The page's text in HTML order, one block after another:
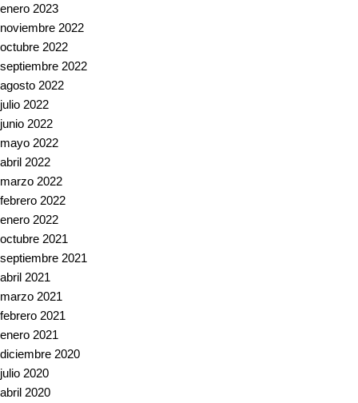
enero 2023
noviembre 2022
octubre 2022
septiembre 2022
agosto 2022
julio 2022
junio 2022
mayo 2022
abril 2022
marzo 2022
febrero 2022
enero 2022
octubre 2021
septiembre 2021
abril 2021
marzo 2021
febrero 2021
enero 2021
diciembre 2020
julio 2020
abril 2020